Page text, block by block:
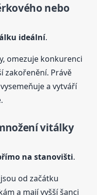
nebo
ideální.
omezuje konkurenci
zakořenění. Právě
a vytváří
vitálky
na stanovišti.
od začátku
a mají vyšší šanci